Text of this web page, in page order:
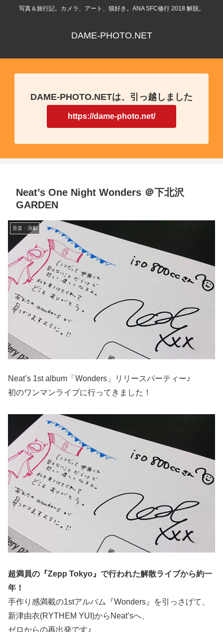
写真＆旅行記。カメラ、アート、猫好き。ANA SFC修行 2018 解脱。
DAME-PHOTO.NET
DAME-PHOTO.NETは、引っ越しました
https://dame-photo.net/
Neat’s One Night Wonders ＠下北沢
GARDEN
音楽・演劇
Neat’s 1st album「Wonders」リリースパーティー♪
初のワンマンライブに行ってきました！
超満員の『Zepp Tokyo』で行われた解散ライブから約一
年！
手作り感満載の1stアルバム『Wonders』を引っさげて、
新津由衣(RYTHEM YUI)からNeat’sへ、
ゼロからの再出発です♪